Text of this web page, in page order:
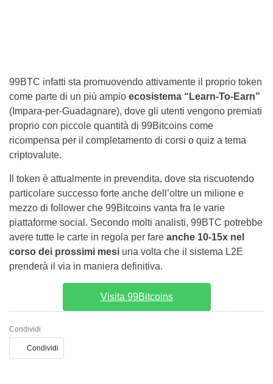
99BTC infatti sta promuovendo attivamente il proprio token
come parte di un più ampio ecosistema “Learn-To-Earn”
(Impara-per-Guadagnare), dove gli utenti vengono premiati
proprio con piccole quantità di 99Bitcoins come
ricompensa per il completamento di corsi o quiz a tema
criptovalute.
Il token è attualmente in prevendita, dove sta riscuotendo
particolare successo forte anche dell’oltre un milione e
mezzo di follower che 99Bitcoins vanta fra le varie
piattaforme social. Secondo molti analisti, 99BTC potrebbe
avere tutte le carte in regola per fare anche 10-15x nel
corso dei prossimi mesi una volta che il sistema L2E
prenderà il via in maniera definitiva.
Visita 99Bitcoins
Condividi
Condividi